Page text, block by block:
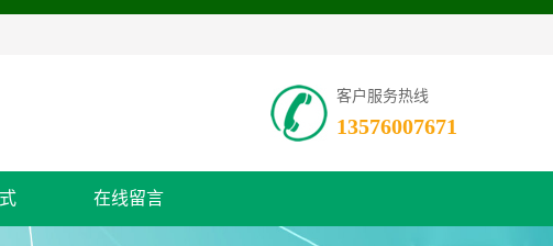
客户服务热线
13576007671
在线留言